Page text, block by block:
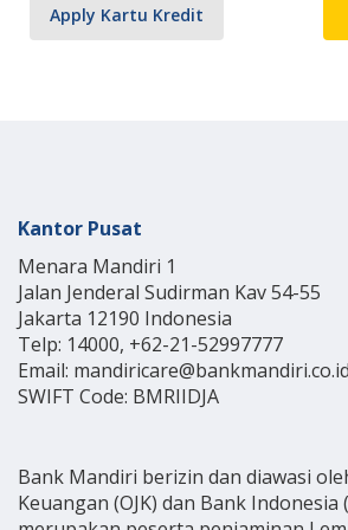
Apply Kartu Kredit
Kantor Pusat
Menara Mandiri 1
Jalan Jenderal Sudirman Kav 54-55
Jakarta 12190 Indonesia
Telp: 14000, +62-21-52997777
Email: mandiricare@bankmandiri.co.id
SWIFT Code: BMRIIDJA
Bank Mandiri berizin dan diawasi
Keuangan (OJK) dan Bank Indonesia